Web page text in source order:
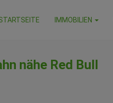
IMMOBILIEN
nähe Red Bull